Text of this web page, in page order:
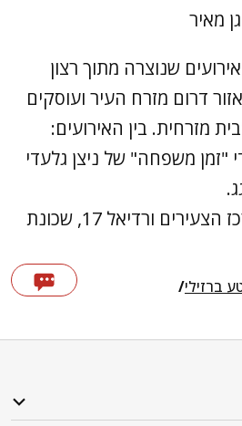
שנוצרה מתוך רצון
דרום מזרח העיר ועוסקים
מזרחית. בין האירועים:
"זמן משפחה" של ניצן גלעדי
מתי: 16,18 ביוני – מרכז הצעירים ורדיאל 17, שכונת
ברזילי/